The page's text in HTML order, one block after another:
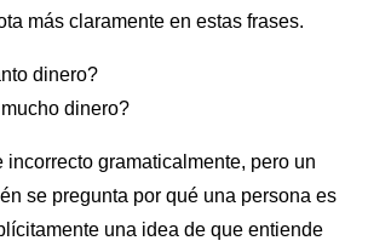
más claramente en estas frases.
dinero?
dinero?
incorrecto gramaticalmente, pero un
se pregunta por qué una persona es
una idea de que entiende